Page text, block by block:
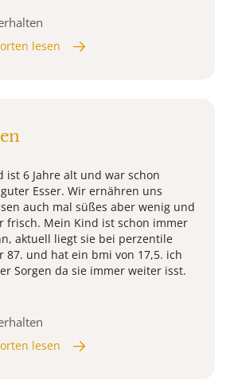
lesen
ist 6 Jahre alt und war schon
Esser. Wir ernähren uns
auch mal süßes aber wenig und
frisch. Mein Kind ist schon immer
aktuell liegt sie bei perzentile
87. und hat ein bmi von 17,5. ich
Sorgen da sie immer weiter isst.
lesen